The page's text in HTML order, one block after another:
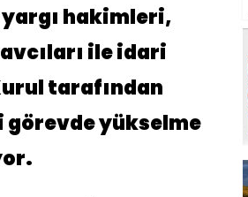
hakimleri,
ile idari
tarafından
yükselme